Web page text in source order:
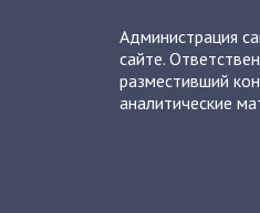
Администрация
сайте.
разместивший
аналитические